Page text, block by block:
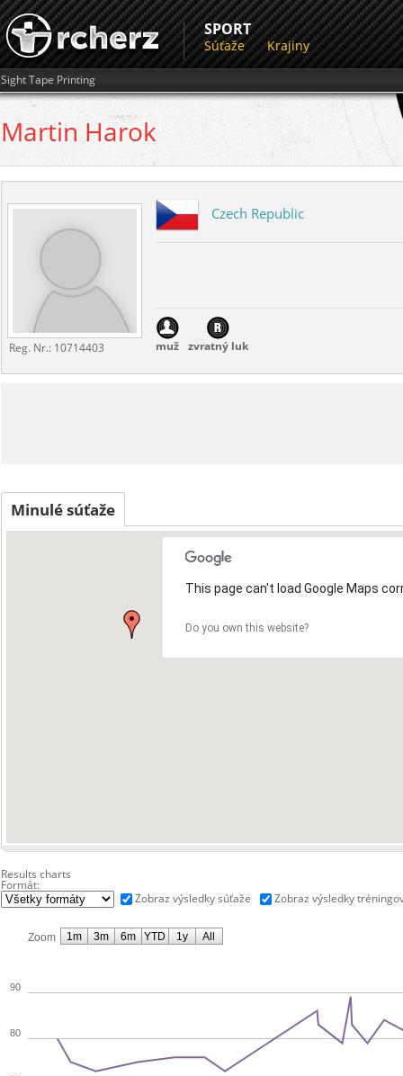
SPORT
Súťaže Krajiny
Sight Tape Printing
Martin Harok
Reg. Nr.: 10714403
Czech Republic
muž zvratný luk
Minulé súťaže
This page can't load Google Maps
Do you own this website?
Results charts
Formát:
Zobraz výsledky súťaže
Zobraz výsledky
Zoom
80
90
1m 3m 6m YTD 1y All